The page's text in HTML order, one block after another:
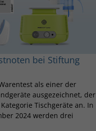
bei Stiftung
als einer der
ausgezeichnet, der
Tischgeräte an. In
2024 werden drei